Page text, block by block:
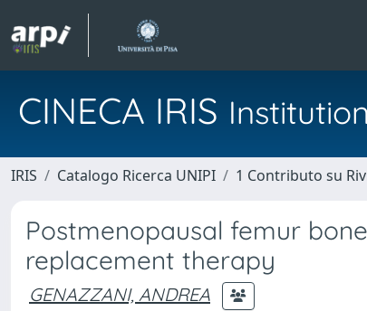
CINECA IRIS
IRIS Catalogo Ricerca UNIPI 1 Contributo su
Postmenopausal femur
replacement therapy
GENAZZANI, ANDREA